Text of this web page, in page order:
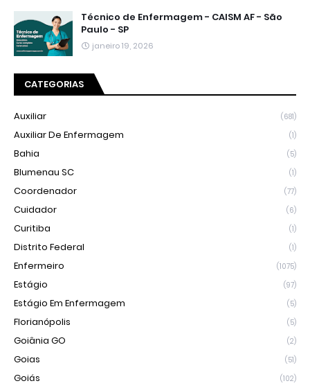
Técnico de Enfermagem - CAISM AF - São
Paulo - SP
janeiro 19, 2026
CATEGORIAS
Auxiliar (681)
Auxiliar De Enfermagem (1)
Bahia (5)
Blumenau SC (1)
Coordenador (77)
Cuidador (6)
Curitiba (1)
Distrito Federal (1)
Enfermeiro (1075)
Estágio (97)
Estágio Em Enfermagem (5)
Florianópolis (5)
Goiânia GO (2)
Goias (51)
Goiás (102)